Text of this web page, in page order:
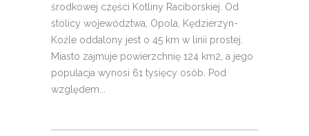
środkowej części Kotliny Raciborskiej. Od
stolicy województwa, Opola, Kędzierzyn-
Koźle oddalony jest o 45 km w linii prostej.
Miasto zajmuje powierzchnię 124 km2, a jego
populacja wynosi 61 tysięcy osób. Pod
względem...